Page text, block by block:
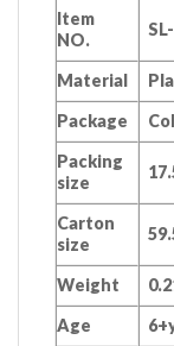
Item
NO.
Material
Package
Packing
size
Carton
size
Weight
Age